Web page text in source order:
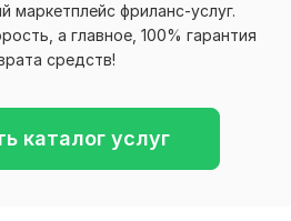
маркетплейс фриланс-услуг.
а главное, 100% гарантия
средств!
каталог услуг